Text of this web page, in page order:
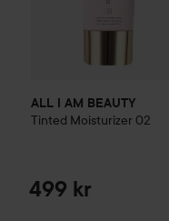
ALL I AM BEAUTY
Tinted Moisturizer 02
499 kr